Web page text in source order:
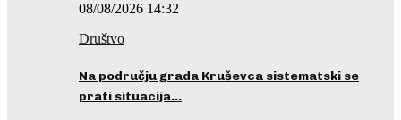
08/08/2026 14:32
Društvo
Na području grada Kruševca sistematski se
prati situacija…